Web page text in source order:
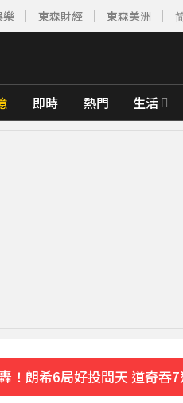
樂 東森財經 東森美洲
即時 熱門 生活
！朗希6局好投問天 道奇吞7